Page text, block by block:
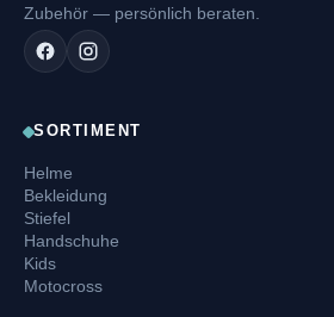
Zubehör — persönlich beraten.
SORTIMENT
Helme
Bekleidung
Stiefel
Handschuhe
Kids
Motocross